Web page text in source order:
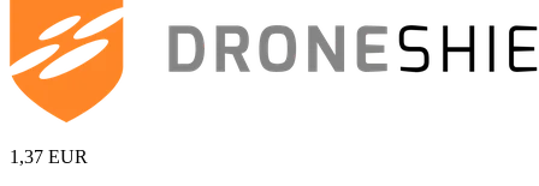
1,37 EUR